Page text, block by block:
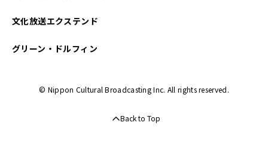
文化放送エクステンド
グリーン・ドルフィン
© Nippon Cultural Broadcasting Inc. All rights reserved.
Back to Top